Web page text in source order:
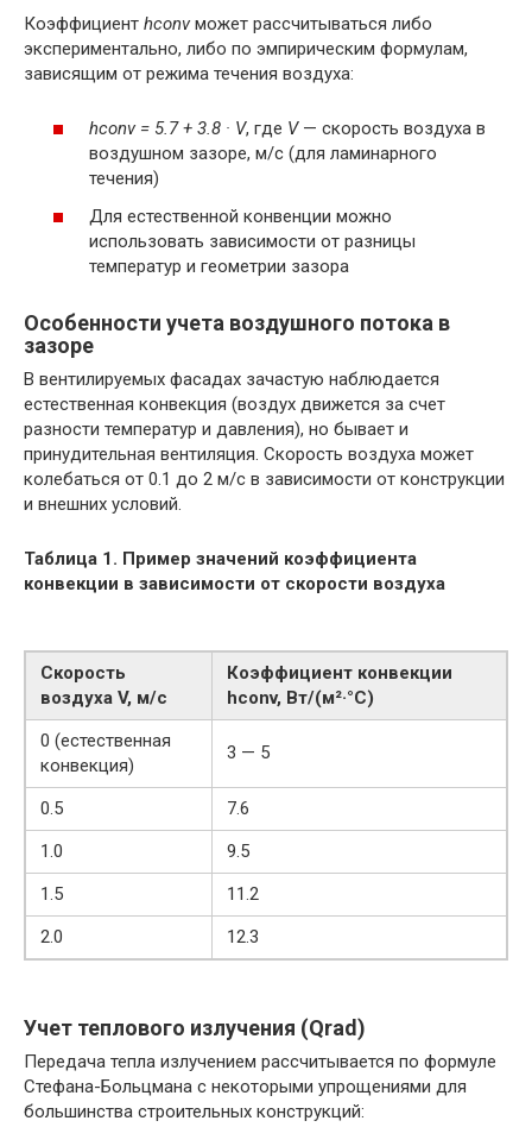
Коэффициент hconvможет рассчитываться либо
экспериментально, либо по эмпирическим формулам,
зависящим от режима течения воздуха:
hconv = 5.7 + 3.8 · V, где V— скорость воздуха в
воздушном зазоре, м/с (для ламинарного
течения)
Для естественной конвенции можно
использовать зависимости от разницы
температур и геометрии зазора
Особенности учета воздушного потока в
зазоре
В вентилируемых фасадах зачастую наблюдается
естественная конвекция (воздух движется за счет
разности температур и давления), но бывает и
принудительная вентиляция. Скорость воздуха может
колебаться от 0.1 до 2 м/с в зависимости от конструкции
и внешних условий.
Таблица 1. Пример значений коэффициента
конвекции в зависимости от скорости воздуха
Скорость
воздуха V, м/с
Коэффициент конвекции
hconv, Вт/(м²·°C)
0 (естественная
конвекция)
3 — 5
0.5
7.6
1.0
9.5
1.5
11.2
2.0
12.3
Учет теплового излучения (Qrad)
Передача тепла излучением рассчитывается по формуле
Стефана-Больцмана с некоторыми упрощениями для
большинства строительных конструкций: